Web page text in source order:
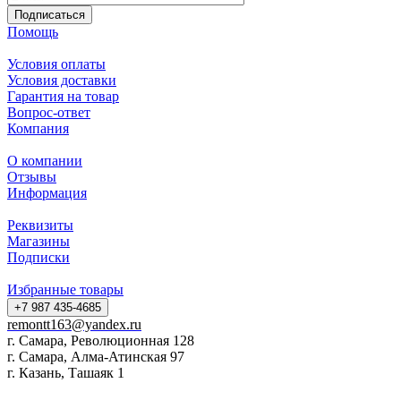
Подписаться
Помощь
Условия оплаты
Условия доставки
Гарантия на товар
Вопрос-ответ
Компания
О компании
Отзывы
Информация
Реквизиты
Магазины
Подписки
Избранные товары
+7 987 435-4685
remontt163@yandex.ru
г. Самара, Революционная 128
г. Самара, Алма-Атинская 97
г. Казань, Ташаяк 1